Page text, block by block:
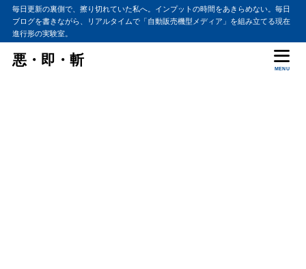
毎日更新の裏側で、擦り切れていた私へ。インプットの時間をあきらめない。毎日
ブログを書きながら、リアルタイムで「自動販売機型メディア」を組み立てる現在
進行形の実験室。
悪・即・斬
MENU